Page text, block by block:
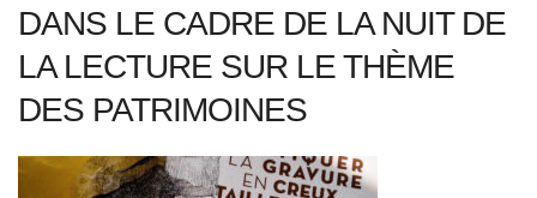
DANS LE CADRE DE LA NUIT DE
LA LECTURE SUR LE THÈME
DES PATRIMOINES